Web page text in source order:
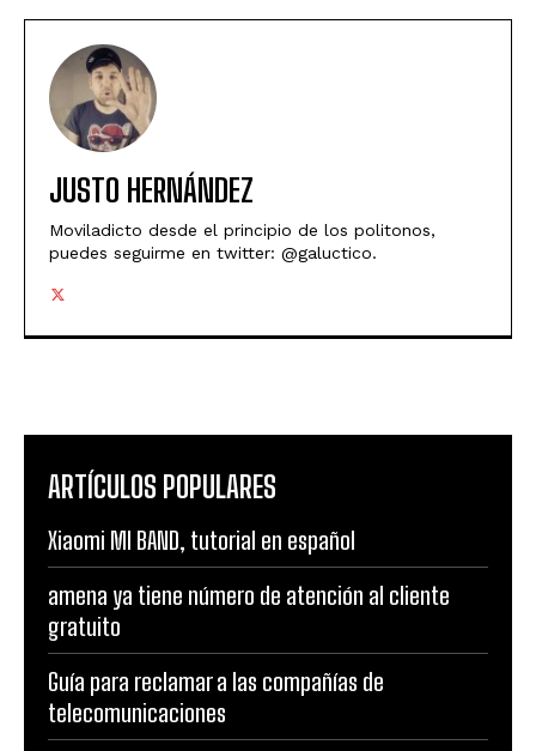
JUSTO HERNÁNDEZ
Moviladicto desde el principio de los politonos,
puedes seguirme en twitter: @galuctico.
ARTÍCULOS POPULARES
Xiaomi MI BAND, tutorial en español
amena ya tiene número de atención al cliente
gratuito
Guía para reclamar a las compañías de
telecomunicaciones